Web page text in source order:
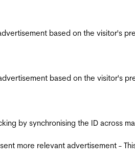
based on the visitor's
based on the visitor's
by synchronising the ID across
more relevant advertisement -